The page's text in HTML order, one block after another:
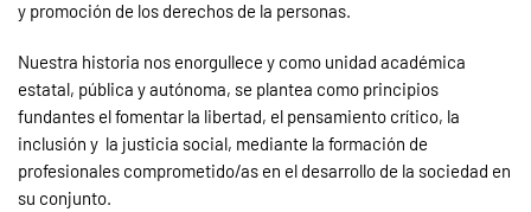
y promoción de los derechos de la personas.
Nuestra historia nos enorgullece y como unidad académica
estatal, pública y autónoma, se plantea como principios
fundantes el fomentar la libertad, el pensamiento crítico, la
inclusión y la justicia social, mediante la formación de
profesionales comprometido/as en el desarrollo de la sociedad en
su conjunto.